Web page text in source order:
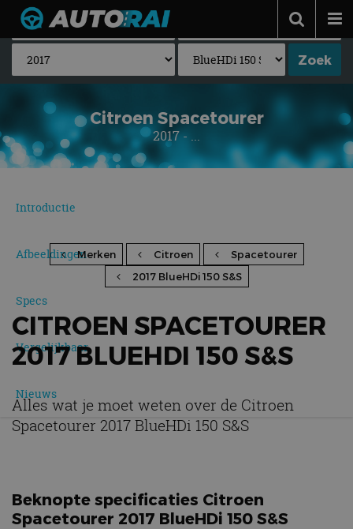
Autonieuws
Podcast
Autotests
Automerken
Adverteren
Contact
Citroen Spacetourer
2017 - ...
Introductie
Afbeeldingen
Specs
Vergelijkbaar
Nieuws
Merken Citroen
Spacetourer
2017 BlueHDi 150 S&S
CITROEN SPACETOURER
2017 BLUEHDI 150 S&S
Alles wat je moet weten over de Citroen
Spacetourer 2017 BlueHDi 150 S&S
Beknopte specificaties Citroen
Spacetourer 2017 BlueHDi 150 S&S